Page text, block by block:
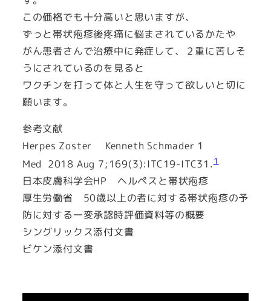
この価格でも十分高いと思いますが、
ずっと帯状疱疹後疼痛に悩まされているかたや
がん患者さんで治療中に発症して、２重に苦しそ
うにされているのを見ると
ワクチンを打って体と人生を守って欲しいと切に
願います。
参考文献
Herpes Zoster Kenneth Schmader 1
Med 2018 Aug 7;169(3):ITC19-ITC31.1
日本皮膚科学会HP ヘルペスと帯状疱疹
厚生労働省 50歳以上の者に対する帯状疱疹の予
防に対する一変承認時評価資料等の概要
シングリックス添付文書
ビケン添付文書